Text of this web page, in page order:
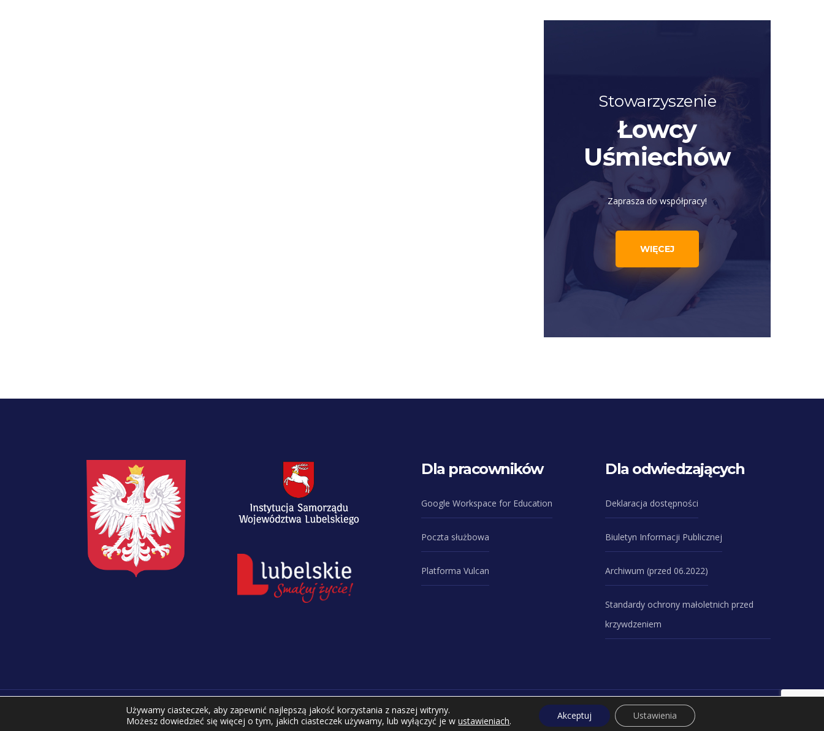
Stowarzyszenie
Łowcy
Uśmiechów
Zaprasza do współpracy!
WIĘCEJ
Dla pracowników
Google Workspace for Education
Poczta służbowa
Platforma Vulcan
Dla odwiedzających
Deklaracja dostępności
Biuletyn Informacji Publicznej
Archiwum (przed 06.2022)
Standardy ochrony małoletnich przed
krzywdzeniem
Copyright © 2023 Zespół Szkół Specjalnych przy Uniwersyteckim Szpitalu Dziecięcym w Lublinie ul. Prof. Antoniego Gębali 6 20-093 Lublin
Używamy ciasteczek, aby zapewnić najlepszą jakość korzystania z naszej witryny.
Możesz dowiedzieć się więcej o tym, jakich ciasteczek używamy, lub wyłączyć je wustawieniach. Akceptuj Ustawienia